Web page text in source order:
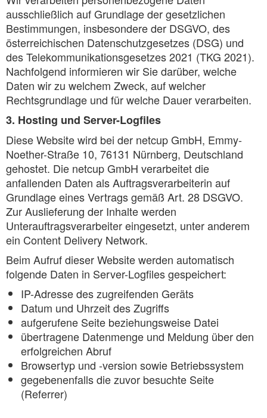
ausschließlich auf Grundlage der gesetzlichen
Bestimmungen, insbesondere der DSGVO, des
österreichischen Datenschutzgesetzes (DSG) und
des Telekommunikationsgesetzes 2021 (TKG 2021).
Nachfolgend informieren wir Sie darüber, welche
Daten wir zu welchem Zweck, auf welcher
Rechtsgrundlage und für welche Dauer verarbeiten.
3. Hosting und Server-Logfiles
Diese Website wird bei der netcup GmbH, Emmy-
Noether-Straße 10, 76131 Nürnberg, Deutschland
gehostet. Die netcup GmbH verarbeitet die
anfallenden Daten als Auftragsverarbeiterin auf
Grundlage eines Vertrags gemäß Art. 28 DSGVO.
Zur Auslieferung der Inhalte werden
Unterauftragsverarbeiter eingesetzt, unter anderem
ein Content Delivery Network.
Beim Aufruf dieser Website werden automatisch
folgende Daten in Server-Logfiles gespeichert:
IP-Adresse des zugreifenden Geräts
Datum und Uhrzeit des Zugriffs
aufgerufene Seite beziehungsweise Datei
übertragene Datenmenge und Meldung über den
erfolgreichen Abruf
Browsertyp und -version sowie Betriebssystem
gegebenenfalls die zuvor besuchte Seite
(Referrer)